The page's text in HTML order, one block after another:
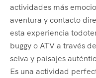
actividades más
aventura y contacto
esta experiencia
buggy o ATV a través
selva y paisajes
Es una actividad